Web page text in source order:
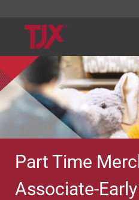
Part Time
Associate-